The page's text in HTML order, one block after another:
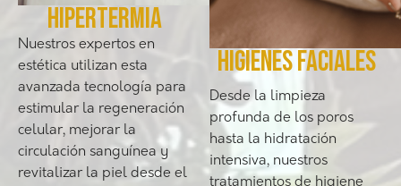
hipertermia
Nuestros expertos en
estética utilizan esta
avanzada tecnología para
estimular la regeneración
celular, mejorar la
circulación sanguínea y
revitalizar la piel desde el
higienes faciales
Desde la limpieza
profunda de los poros
hasta la hidratación
intensiva, nuestros
tratamientos de higiene